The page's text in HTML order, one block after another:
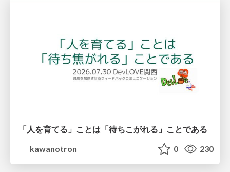
「人を育てる」ことは「待ちこがれる」ことである
kawanotron
0 230